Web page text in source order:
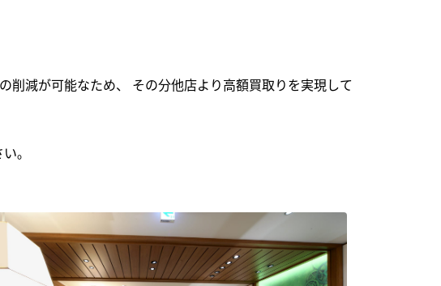
削減が可能なため、 その分他店より高額買取りを実現して
｡